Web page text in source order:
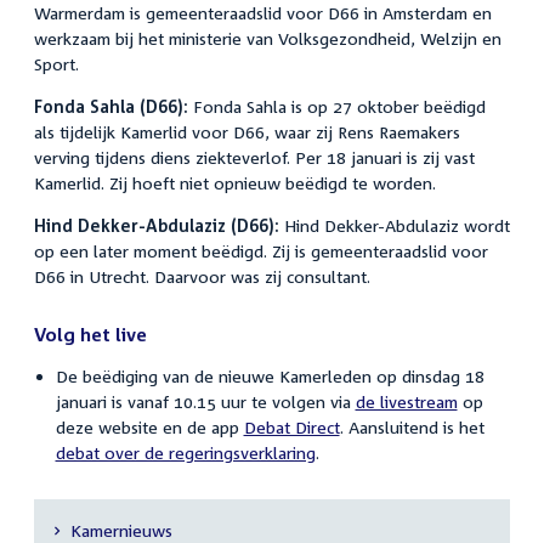
Warmerdam is gemeenteraadslid voor D66 in Amsterdam en
werkzaam bij het ministerie van Volksgezondheid, Welzijn en
Sport.
Fonda Sahla (D66): Fonda Sahla is op 27 oktober beëdigd
als tijdelijk Kamerlid voor D66, waar zij Rens Raemakers
verving tijdens diens ziekteverlof. Per 18 januari is zij vast
Kamerlid. Zij hoeft niet opnieuw beëdigd te worden.
Hind Dekker-Abdulaziz (D66): Hind Dekker-Abdulaziz wordt
op een later moment beëdigd. Zij is gemeenteraadslid voor
D66 in Utrecht. Daarvoor was zij consultant.
Volg het live
De beëdiging van de nieuwe Kamerleden op dinsdag 18
januari is vanaf 10.15 uur te volgen via de livestreamop
deze website en de app Debat Direct. Aansluitend is het
debat over de regeringsverklaring.
Kamernieuws